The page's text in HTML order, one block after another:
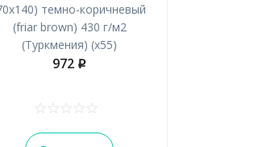
темно-коричневый
(friar brown) 430 г/м2
(Туркмения) (х55)
972 p